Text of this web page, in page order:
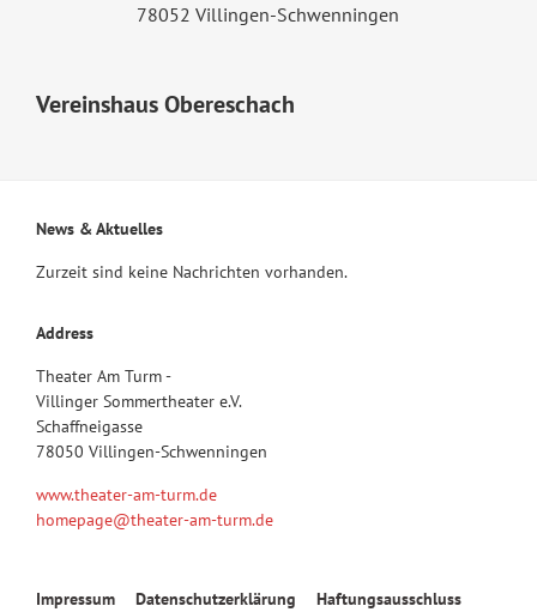
78052 Villingen-Schwenningen
Vereinshaus Obereschach
News & Aktuelles
Zurzeit sind keine Nachrichten vorhanden.
Address
Theater Am Turm -
Villinger Sommertheater e.V.
Schaffneigasse
78050 Villingen-Schwenningen
www.theater-am-turm.de
homepage@theater-am-turm.de
Navigation
Impressum Datenschutzerklärung Haftungsausschluss